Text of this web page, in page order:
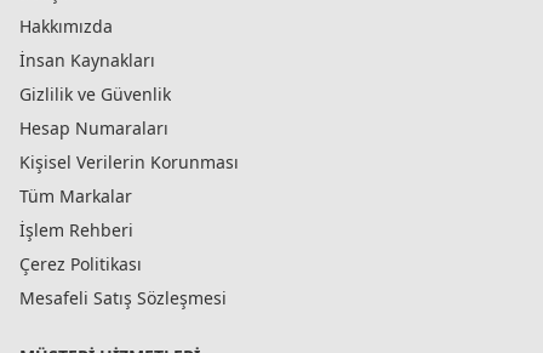
Hakkımızda
İnsan Kaynakları
Gizlilik ve Güvenlik
Hesap Numaraları
Kişisel Verilerin Korunması
Tüm Markalar
İşlem Rehberi
Çerez Politikası
Mesafeli Satış Sözleşmesi